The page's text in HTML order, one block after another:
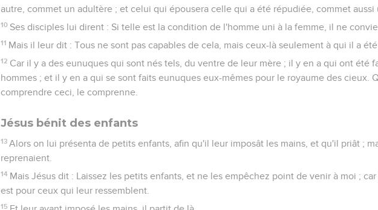
autre, commet un adultère ; et celui qui épousera celle qui a été répudiée, commet aussi
10 Ses disciples lui dirent : Si telle est la condition de l'homme uni à la femme, il ne
11 Mais il leur dit : Tous ne sont pas capables de cela, mais ceux-là seulement à qui il a été
12 Car il y a des eunuques qui sont nés tels, du ventre de leur mère ; il y en a qui ont été
hommes ; et il y en a qui se sont faits eunuques eux-mêmes pour le royaume des cieux.
comprendre ceci, le comprenne.
Jésus bénit des enfants
13 Alors on lui présenta de petits enfants, afin qu'il leur imposât les mains, et qu'il priât ;
reprenaient.
14 Mais Jésus dit : Laissez les petits enfants, et ne les empêchez point de venir à moi ;
est pour ceux qui leur ressemblent.
15